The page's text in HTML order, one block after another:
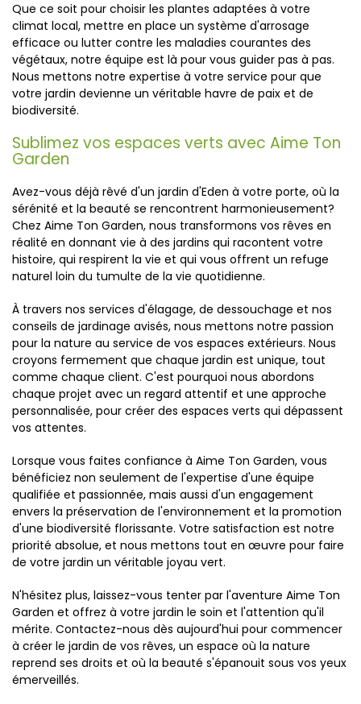
Que ce soit pour choisir les plantes adaptées à votre
climat local, mettre en place un système d'arrosage
efficace ou lutter contre les maladies courantes des
végétaux, notre équipe est là pour vous guider pas à pas.
Nous mettons notre expertise à votre service pour que
votre jardin devienne un véritable havre de paix et de
biodiversité.
Sublimez vos espaces verts avec Aime Ton
Garden
Avez-vous déjà rêvé d'un jardin d'Eden à votre porte, où la
sérénité et la beauté se rencontrent harmonieusement?
Chez Aime Ton Garden, nous transformons vos rêves en
réalité en donnant vie à des jardins qui racontent votre
histoire, qui respirent la vie et qui vous offrent un refuge
naturel loin du tumulte de la vie quotidienne.
À travers nos services d'élagage, de dessouchage et nos
conseils de jardinage avisés, nous mettons notre passion
pour la nature au service de vos espaces extérieurs. Nous
croyons fermement que chaque jardin est unique, tout
comme chaque client. C'est pourquoi nous abordons
chaque projet avec un regard attentif et une approche
personnalisée, pour créer des espaces verts qui dépassent
vos attentes.
Lorsque vous faites confiance à Aime Ton Garden, vous
bénéficiez non seulement de l'expertise d'une équipe
qualifiée et passionnée, mais aussi d'un engagement
envers la préservation de l'environnement et la promotion
d'une biodiversité florissante. Votre satisfaction est notre
priorité absolue, et nous mettons tout en œuvre pour faire
de votre jardin un véritable joyau vert.
N'hésitez plus, laissez-vous tenter par l'aventure Aime Ton
Garden et offrez à votre jardin le soin et l'attention qu'il
mérite. Contactez-nous dès aujourd'hui pour commencer
à créer le jardin de vos rêves, un espace où la nature
reprend ses droits et où la beauté s'épanouit sous vos yeux
émerveillés.